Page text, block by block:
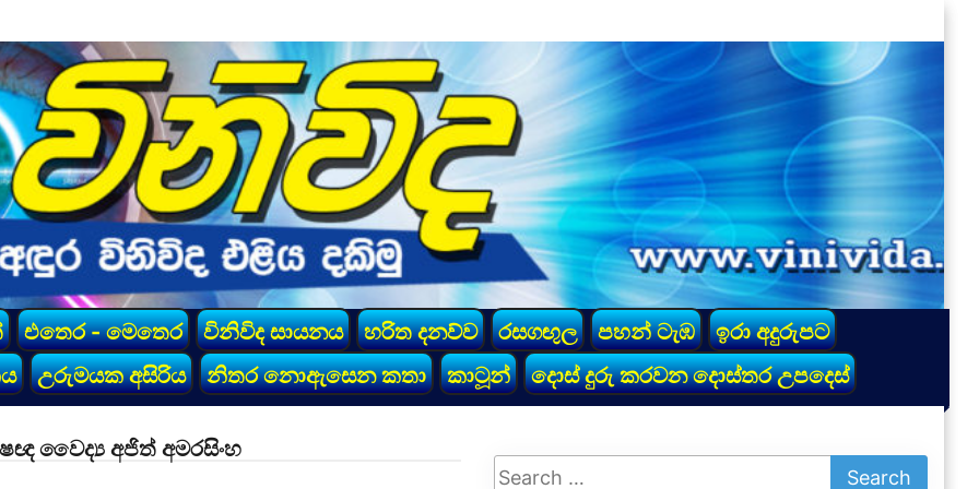
එතෙර - මෙතෙර විනිවිද සායනය හරිත දනව්ව රසගඟුල පහන් ටැඹ
ඉරා අදුරුපට
උරුමයක අසිරිය නිතර නොඇසෙන කතා කාටූන් දොස් දුරු කරවන දොස්තර උපදෙස්
වෛද්‍ය අජිත් අමරසිංහ